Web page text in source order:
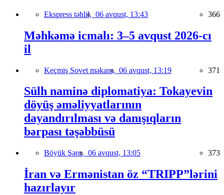
Ekspress təhlil, 06 avqust, 13:43 366
Məhkəmə icmalı: 3–5 avqust 2026-cı
il
Keçmiş Sovet məkanı, 06 avqust, 13:19 371
Sülh naminə diplomatiya: Tokayevin
döyüş əməliyyatlarının
dayandırılması və danışıqların
bərpası təşəbbüsü
Böyük Şərq, 06 avqust, 13:05 373
İran və Ermənistan öz “TRIPP”lərini
hazırlayır